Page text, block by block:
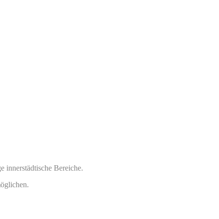
innerstädtische Bereiche.